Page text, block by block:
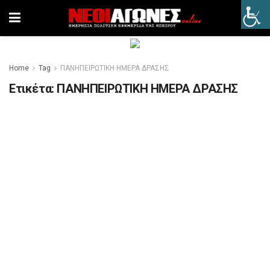
Home Tag ΠΑΝΗΠΕΙΡΩΤΙΚΗ ΗΜΕΡΑ ΔΡΑΣΗΣ
Ετικέτα: ΠΑΝΗΠΕΙΡΩΤΙΚΗ ΗΜΕΡΑ ΔΡΑΣΗΣ